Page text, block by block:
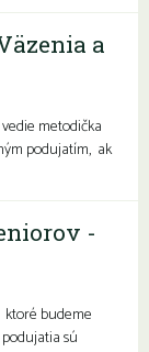
a
metodička
podujatím, ak
-
ktoré budeme
sú